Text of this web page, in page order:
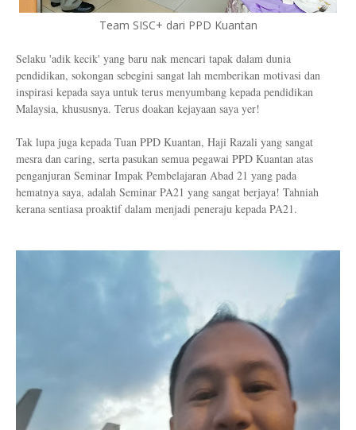
Team SISC+ dari PPD Kuantan
Selaku 'adik kecik' yang baru nak mencari tapak dalam dunia
pendidikan, sokongan sebegini sangat lah memberikan motivasi dan
inspirasi kepada saya untuk terus menyumbang kepada pendidikan
Malaysia, khususnya. Terus doakan kejayaan saya yer!
Tak lupa juga kepada Tuan PPD Kuantan, Haji Razali yang sangat
mesra dan caring, serta pasukan semua pegawai PPD Kuantan atas
penganjuran Seminar Impak Pembelajaran Abad 21 yang pada
hematnya saya, adalah Seminar PA21 yang sangat berjaya! Tahniah
kerana sentiasa proaktif dalam menjadi peneraju kepada PA21.